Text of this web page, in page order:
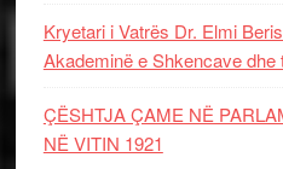
Kryetari i Vatrës Dr. Elmi
Akademinë e Shkencave
ÇËSHTJA ÇAME NË
NË VITIN 1921